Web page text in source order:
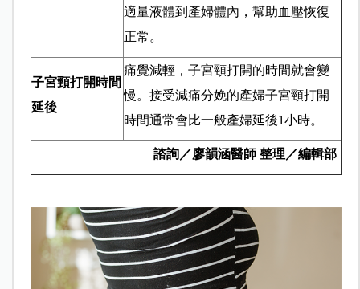
適量液體到產婦體內，幫助血壓恢復
正常。
子宮頸打開時間
延後
痛覺減輕，子宮頸打開的時間就會變
慢。接受減痛分娩的產婦子宮頸打開
時間通常會比一般產婦延後1小時。
諮詢／廖韻涵醫師 整理／編輯部